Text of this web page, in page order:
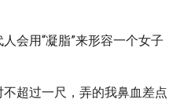
会用“凝脂”来形容一个女子
超过一尺，弄的我鼻血差点